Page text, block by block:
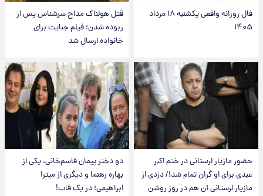
فال روزانه واقعی یکشنبه ۱۸ مرداد
۱۴۰۵
قتل هولناک مداح سرشناس پس از
ربوده شدن؛ فیلم جنایت برای
خانواده ارسال شد
حضور مازیار لرستانی در ختم اکبر
عبدی برای او گران تمام شد!/ دزدی از
مازیار لرستانی آن هم در روز روشن
دو دختر پیمان قاسم‌خانی، یکی از
بهاره رهنما و دیگری از میترا
ابراهیمی؛ در یک قاب!